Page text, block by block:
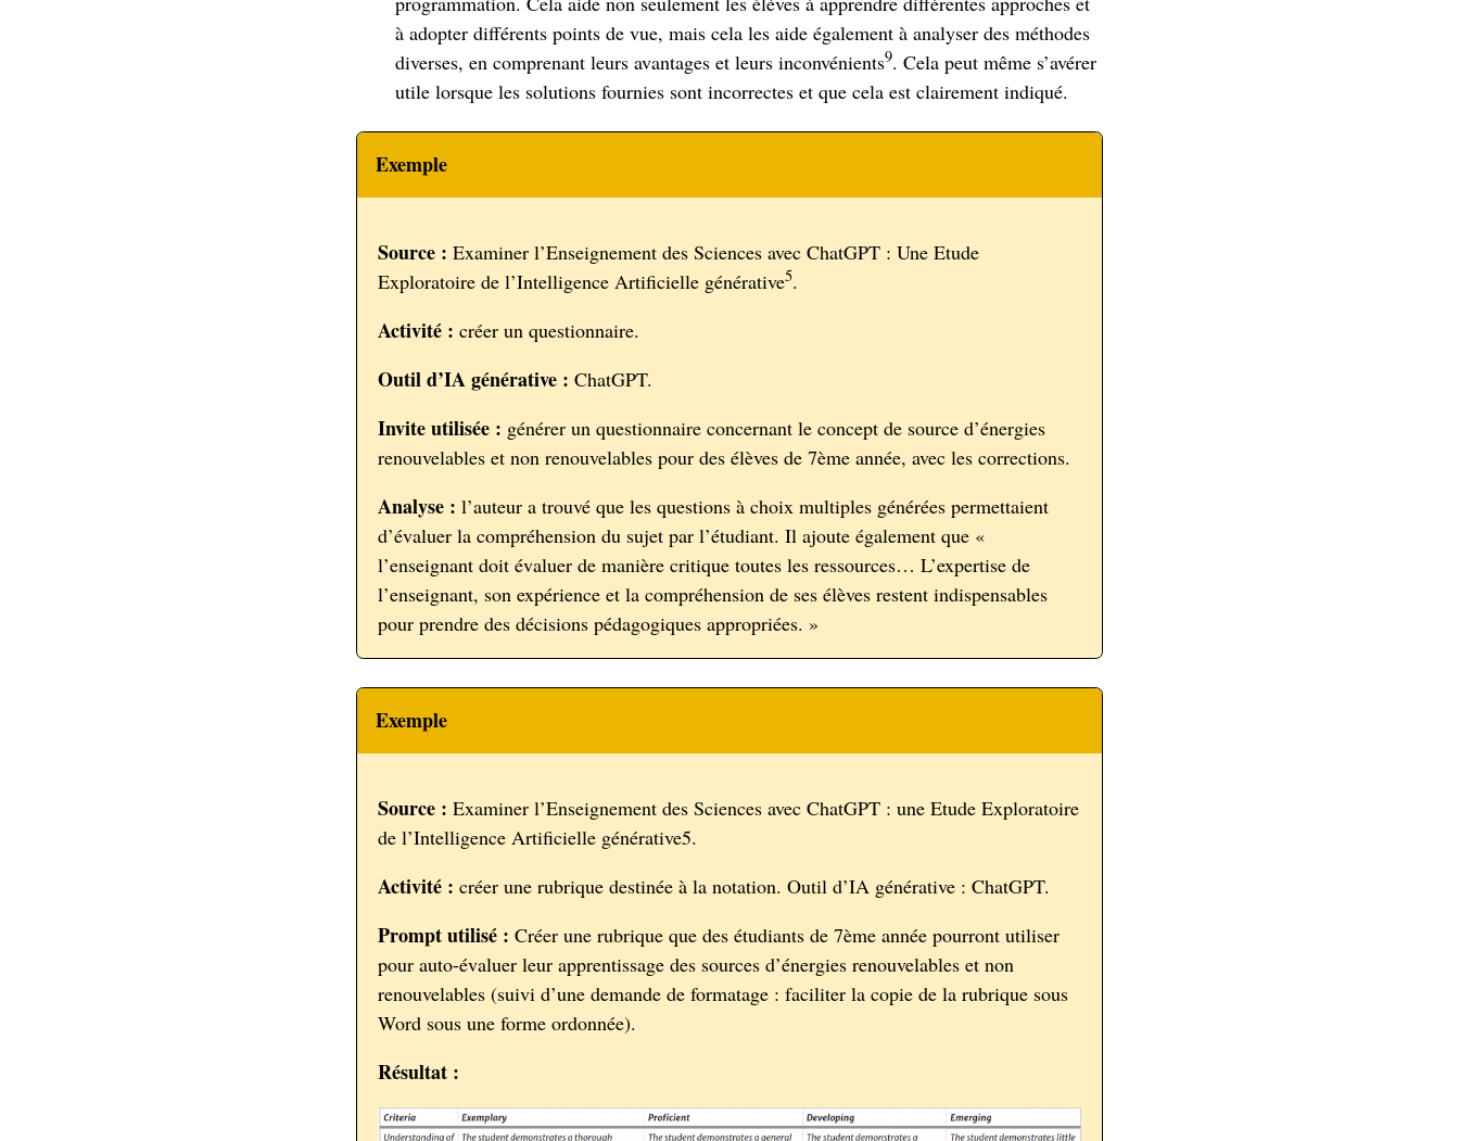
à adopter différents points de vue, mais cela les aide également à analyser des méthodes
diverses, en comprenant leurs avantages et leurs inconvénients9. Cela peut même s’avérer
utile lorsque les solutions fournies sont incorrectes et que cela est clairement indiqué.
Exemple
Source : Examiner l’Enseignement des Sciences avec ChatGPT : Une Etude
Exploratoire de l’Intelligence Artificielle générative5.
Activité : créer un questionnaire.
Outil d’IA générative : ChatGPT.
Invite utilisée : générer un questionnaire concernant le concept de source d’énergies
renouvelables et non renouvelables pour des élèves de 7ème année, avec les corrections.
Analyse : l’auteur a trouvé que les questions à choix multiples générées permettaient
d’évaluer la compréhension du sujet par l’étudiant. Il ajoute également que «
l’enseignant doit évaluer de manière critique toutes les ressources… L’expertise de
l’enseignant, son expérience et la compréhension de ses élèves restent indispensables
pour prendre des décisions pédagogiques appropriées. »
Exemple
Source : Examiner l’Enseignement des Sciences avec ChatGPT : une Etude Exploratoire
de l’Intelligence Artificielle générative5.
Activité : créer une rubrique destinée à la notation. Outil d’IA générative : ChatGPT.
Prompt utilisé : Créer une rubrique que des étudiants de 7ème année pourront utiliser
pour auto-évaluer leur apprentissage des sources d’énergies renouvelables et non
renouvelables (suivi d’une demande de formatage : faciliter la copie de la rubrique sous
Word sous une forme ordonnée).
Résultat :